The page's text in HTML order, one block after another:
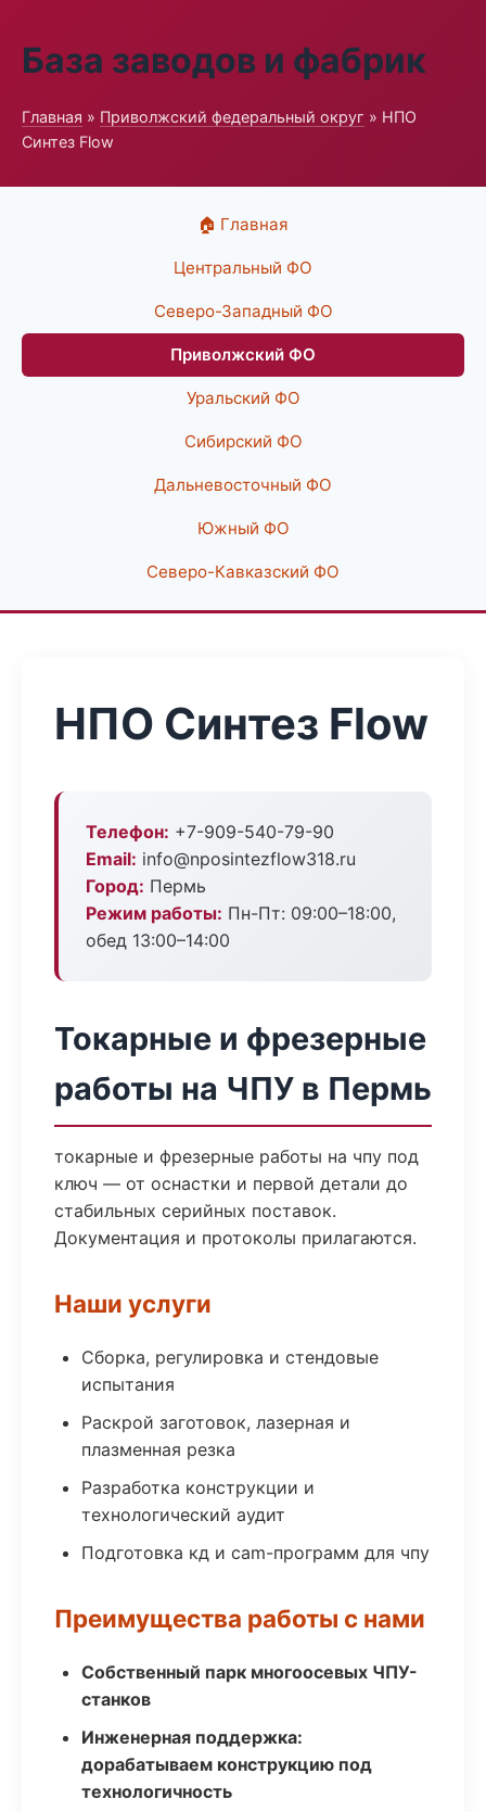
База заводов и фабрик
Главная » Приволжский федеральный округ » НПО
Синтез Flow
🏠 Главная
Центральный ФО
Северо-Западный ФО
Приволжский ФО
Уральский ФО
Сибирский ФО
Дальневосточный ФО
Южный ФО
Северо-Кавказский ФО
НПО Синтез Flow
Телефон: +7-909-540-79-90
Email: info@nposintezflow318.ru
Город: Пермь
Режим работы: Пн-Пт: 09:00–18:00,
обед 13:00–14:00
Токарные и фрезерные
работы на ЧПУ в Пермь
токарные и фрезерные работы на чпу под
ключ — от оснастки и первой детали до
стабильных серийных поставок.
Документация и протоколы прилагаются.
Наши услуги
Сборка, регулировка и стендовые
испытания
Раскрой заготовок, лазерная и
плазменная резка
Разработка конструкции и
технологический аудит
Подготовка кд и cam-программ для чпу
Преимущества работы с нами
Собственный парк многоосевых ЧПУ-
станков
Инженерная поддержка:
дорабатываем конструкцию под
технологичность